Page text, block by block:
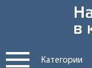
Категории